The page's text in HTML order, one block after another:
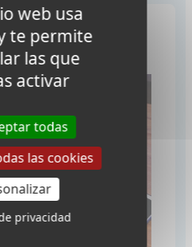
web usa
te permite
las que
activar
todas
las cookies
privacidad